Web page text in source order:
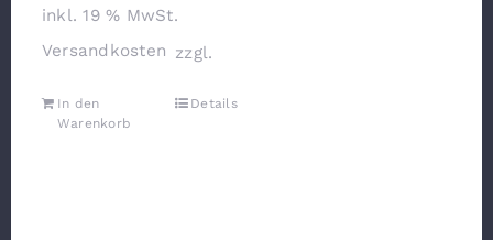
inkl. 19 % MwSt.
zzgl.
Versandkosten
In den
Warenkorb
Details